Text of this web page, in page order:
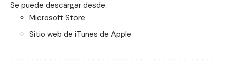
Se puede descargar desde:
Microsoft Store
Sitio web de iTunes de Apple